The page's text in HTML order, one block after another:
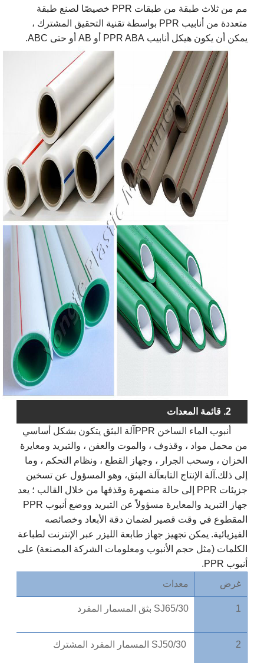
مم من ثلاث طبقة من طبقات PPR خصيصًا لصنع طبقة
متعددة من أنابيب PPR بواسطة تقنية التحقيق المشترك ،
يمكن أن يكون هيكل أنابيب PPR ABA أو AB أو حتى ABC.
2. قائمة المعدات
أنبوب الماء الساخن PPR
آلة البثق يتكون بشكل أساسي
من محمل مواد ، وقذوف ، والموت والعفن ، والتبريد ومعايرة
الخزان ، وسحب الجرار ، وجهاز القطع ، ونظام التحكم ، وما
إلى ذلك. آلة الإنتاج التابعآلة البثق، وهو المسؤول عن تسخين
جزيئات PPR إلى حالة منصهرة وقذفها من خلال القالب ؛ يعد
جهاز التبريد والمعايرة مسؤولاً عن التبريد ووضع أنبوب PPR
المقطوع في وقت قصير لضمان دقة الأبعاد وخصائصه
الفيزيائية. يمكن تجهيز جهاز طابعة الليزر عبر الإنترنت لطباعة
الكلمات (مثل حجم الأنبوب ومعلومات الشركة المصنعة) على
أنبوب PPR.
غرض
معدات
1 SJ65/30 بثق المسمار المفرد
2 SJ50/30 المسمار المفرد المشترك